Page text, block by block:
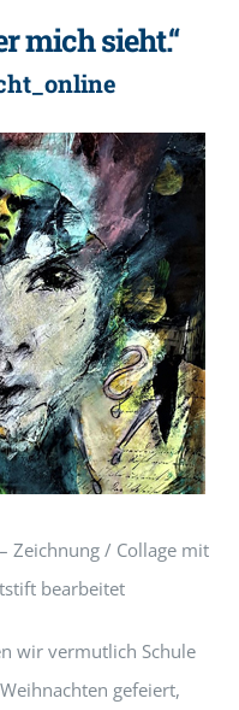
mich sieht.“
Zeichnung / Collage mit
bearbeitet
wir vermutlich Schule
gefeiert,